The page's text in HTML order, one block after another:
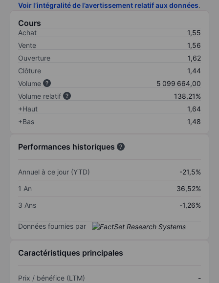
Voir l’intégralité de l’avertissement relatif aux données.
Cours
Achat
1,55
Vente
1,56
Ouverture
1,62
Clôture
1,44
Volume
5 099 664,00
Volume relatif
138,21%
+Haut
1,64
+Bas
1,48
Performances historiques
Annuel à ce jour (YTD)
-21,5%
1 An
36,52%
3 Ans
-1,26%
Données fournies par
Caractéristiques principales
Prix / bénéfice (LTM)
-